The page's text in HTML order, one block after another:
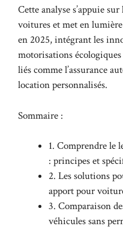
Cette analyse s’appuie
voitures et met en lumière
en 2025, intégrant les
motorisations
liés comme l’assurance
location personnalisés.
Sommaire :
1. Comprendre le
: principes et
2. Les solutions
apport pour
3. Comparaison
véhicules sans